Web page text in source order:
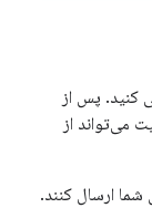
کنید. پس از
می‌تواند از
ارسال کنند.